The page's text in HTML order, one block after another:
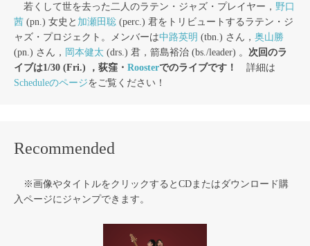
若くして世を去った二人のラテン・ジャズ・プレイヤー， 野口
茜 (pn.) 女史と 加瀬田聡 (perc.) 君をトリビュートするラテン・ジ
ャズ・プロジェクト。メンバーは中路英明 (tbn.) さん， 奥山勝
(pn.) さん， 岡本健太 (drs.) 君，箭島裕治 (bs./leader) 。 次回のラ
イブは1/30 (Fri.) ，荻窪・ Roosterでのライブです！
詳細は
Scheduleのページをご覧ください！
Recommended
※画像やタイトルをクリックするとCDまたはダウンロード購
入ページにジャンプできます。